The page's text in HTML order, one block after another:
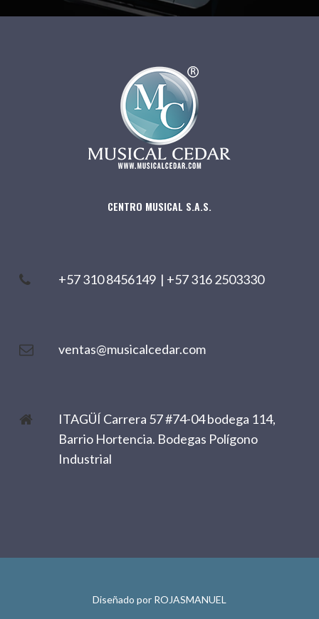
CENTRO MUSICAL S.A.S.
+57 310 8456149 | +57 316 2503330
ventas@musicalcedar.com
ITAGÜÍ Carrera 57 #74-04 bodega 114,
Barrio Hortencia. Bodegas Polígono
Industrial
Diseñado por ROJASMANUEL